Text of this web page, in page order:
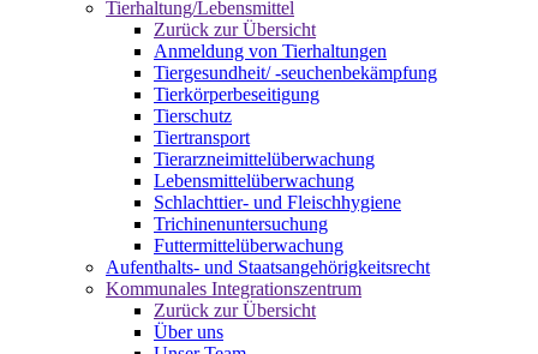
Tierhaltung/Lebensmittel
Zurück zur Übersicht
Anmeldung von Tierhaltungen
Tiergesundheit/ -seuchenbekämpfung
Tierkörperbeseitigung
Tierschutz
Tiertransport
Tierarzneimittelüberwachung
Lebensmittelüberwachung
Schlachttier- und Fleischhygiene
Trichinenuntersuchung
Futtermittelüberwachung
Aufenthalts- und Staatsangehörigkeitsrecht
Kommunales Integrationszentrum
Zurück zur Übersicht
Über uns